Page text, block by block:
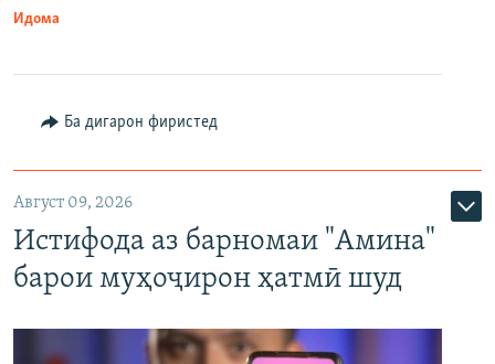
Идома
Ба дигарон фиристед
Август 09, 2026
Истифода аз барномаи "Амина"
барои муҳоҷирон ҳатмӣ шуд